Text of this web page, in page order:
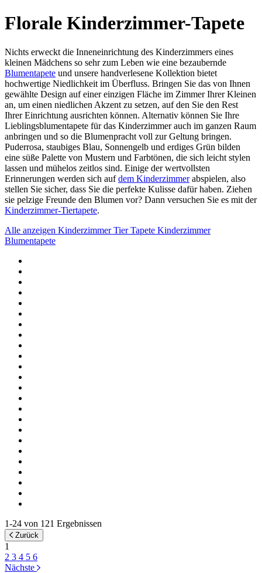
Florale Kinderzimmer-Tapete
Nichts erweckt die Inneneinrichtung des Kinderzimmers eines
kleinen Mädchens so sehr zum Leben wie eine bezaubernde
Blumentapete und unsere handverlesene Kollektion bietet
hochwertige Niedlichkeit im Überfluss. Bringen Sie das von Ihnen
gewählte Design auf einer einzigen Fläche im Zimmer Ihrer Kleinen
an, um einen niedlichen Akzent zu setzen, auf den Sie den Rest
Ihrer Einrichtung ausrichten können. Alternativ können Sie Ihre
Lieblingsblumentapete für das Kinderzimmer auch im ganzen Raum
anbringen und so die Blumenpracht voll zur Geltung bringen.
Puderrosa, staubiges Blau, Sonnengelb und erdiges Grün bilden
eine süße Palette von Mustern und Farbtönen, die sich leicht stylen
lassen und mühelos zeitlos sind. Einige der wertvollsten
Erinnerungen werden sich aufdem Kinderzimmerabspielen, also
stellen Sie sicher, dass Sie die perfekte Kulisse dafür haben. Ziehen
sie pelzige Freunde den Blumen vor? Dann versuchen Sie es mit der
Kinderzimmer-Tiertapete.
Alle anzeigen Kinderzimmer Tier Tapete Kinderzimmer
Blumentapete
1-24 von 121 Ergebnissen
Zurück
1
2 3 4 5 6
Nächste